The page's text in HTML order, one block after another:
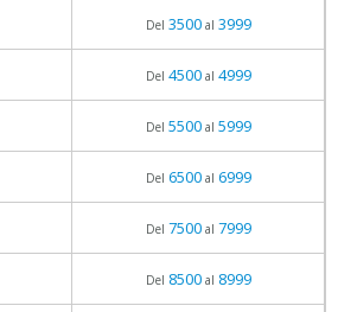
Del 3500al 3999
Del 4500al 4999
Del 5500al 5999
Del 6500al 6999
Del 7500al 7999
Del 8500al 8999